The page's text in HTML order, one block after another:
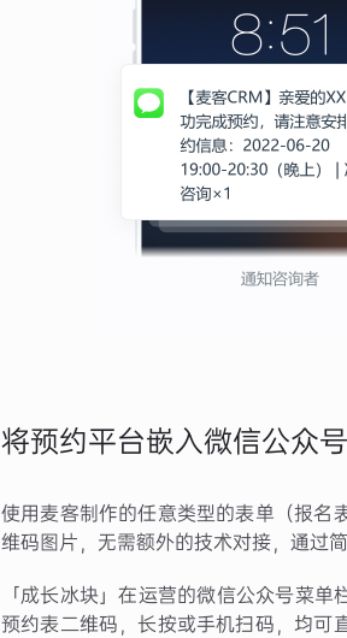
将预约平台嵌入微信公众
使用麦客制作的任意类型的表单（报名
维码图片，无需额外的技术对接，通过
「成长冰块」在运营的微信公众号菜
预约表二维码，长按或手机扫码，均可